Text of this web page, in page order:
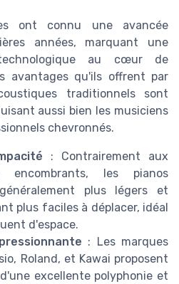
ont connu une avancée
années, marquant une
au cœur de
avantages qu'ils offrent par
traditionnels sont
aussi bien les musiciens
chevronnés.
: Contrairement aux
les pianos
plus légers et
plus faciles à déplacer, idéal
d'espace.
: Les marques
Roland, et Kawai proposent
excellente polyphonie et